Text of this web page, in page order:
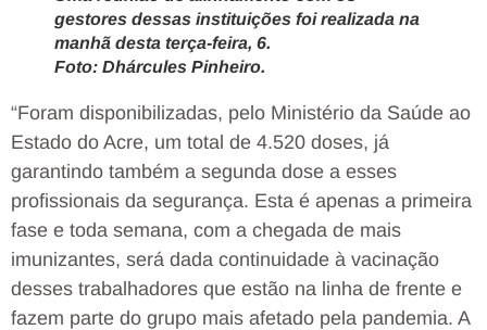
gestores dessas instituições foi realizada na
manhã desta terça-feira, 6.
Foto: Dhárcules Pinheiro.
“Foram disponibilizadas, pelo Ministério da Saúde ao
Estado do Acre, um total de 4.520 doses, já
garantindo também a segunda dose a esses
profissionais da segurança. Esta é apenas a primeira
fase e toda semana, com a chegada de mais
imunizantes, será dada continuidade à vacinação
desses trabalhadores que estão na linha de frente e
fazem parte do grupo mais afetado pela pandemia. A